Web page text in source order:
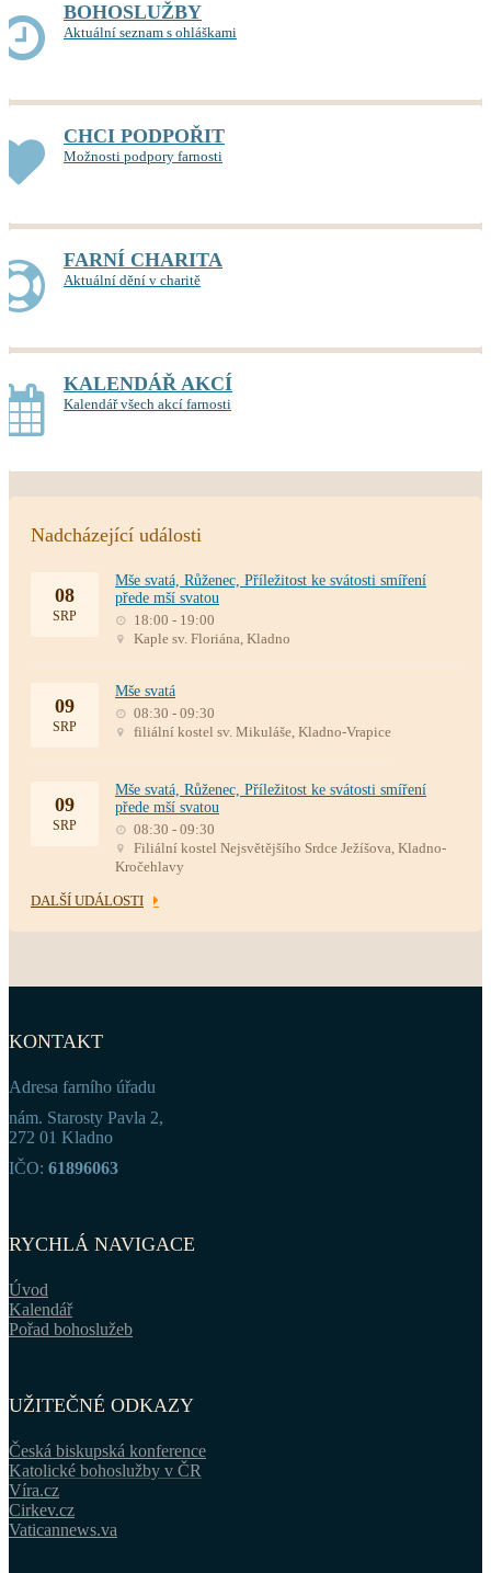
BOHOSLUŽBY
Aktuální seznam s ohláškami
CHCI PODPOŘIT
Možnosti podpory farnosti
FARNÍ CHARITA
Aktuální dění v charitě
KALENDÁŘ AKCÍ
Kalendář všech akcí farnosti
Nadcházející události
08
SRP
Mše svatá, Růženec, Příležitost ke svátosti smíření
přede mší svatou
18:00 - 19:00
Kaple sv. Floriána, Kladno
09
SRP
Mše svatá
08:30 - 09:30
filiální kostel sv. Mikuláše, Kladno-Vrapice
09
SRP
Mše svatá, Růženec, Příležitost ke svátosti smíření
přede mší svatou
08:30 - 09:30
Filiální kostel Nejsvětějšího Srdce Ježíšova, Kladno-
Kročehlavy
DALŠÍ UDÁLOSTI
KONTAKT
Adresa farního úřadu
nám. Starosty Pavla 2,
272 01 Kladno
IČO: 61896063
RYCHLÁ NAVIGACE
Úvod
Kalendář
Pořad bohoslužeb
UŽITEČNÉ ODKAZY
Česká biskupská konference
Katolické bohoslužby v ČR
Víra.cz
Cirkev.cz
Vaticannews.va